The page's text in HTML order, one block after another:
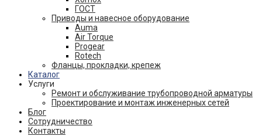
ГОСТ
Приводы и навесное оборудование
Auma
Air Torque
Progear
Rotech
Фланцы, прокладки, крепеж
Каталог
Услуги
Ремонт и обслуживание трубопроводной арматуры
Проектирование и монтаж инженерных сетей
Блог
Сотрудничество
Контакты